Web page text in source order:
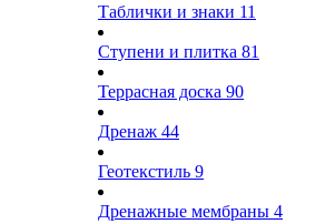
Таблички и знаки 11
Ступени и плитка 81
Террасная доска 90
Дренаж 44
Геотекстиль 9
Дренажные мембраны 4